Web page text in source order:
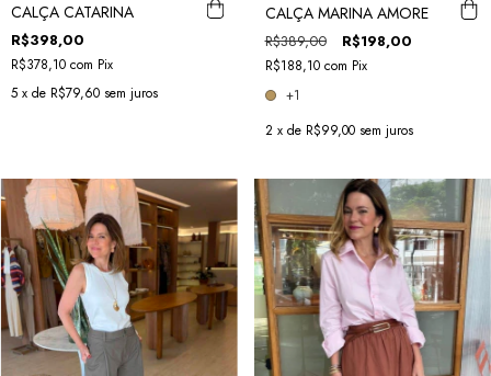
CALÇA CATARINA
R$398,00
R$378,10 com Pix
5 x de R$79,60 sem juros
CALÇA MARINA AMORE
R$389,00 R$198,00
R$188,10 com Pix
+1
2 x de R$99,00 sem juros